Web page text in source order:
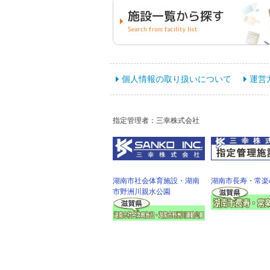
個人情報の取り扱いについて 運営
指定管理者：三幸株式会社